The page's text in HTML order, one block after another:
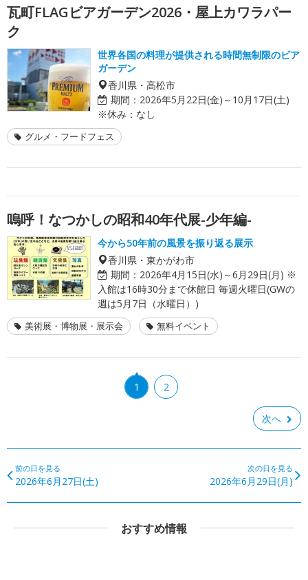
瓦町FLAGビアガーデン2026・屋上カワラパー
ク
世界各国の料理が提供される時間無制限のビア
ガーデン
香川県・高松市
期間： 2026年5月22日(金)～10月17日(土)
※休み：なし
グルメ・フードフェス
嗚呼！なつかしの昭和40年代展-少年編-
今から50年前の風景を振り返る展示
香川県・東かがわ市
期間： 2026年4月15日(水)～6月29日(月) ※
入館は16時30分まで休館日 毎週火曜日(GWの
週は5月7日（水曜日）)
美術展・博物展・展示会 無料イベント
1 2
次へ
前の日を見る
2026年6月27日(土)
次の日を見る
2026年6月29日(月)
おすすめ情報